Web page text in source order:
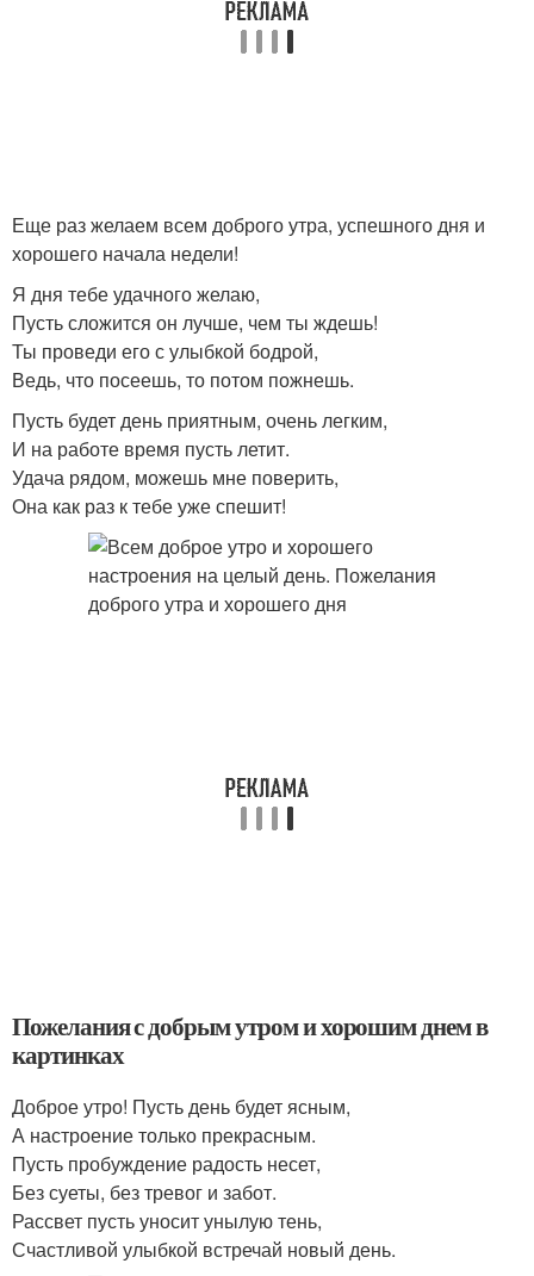
Еще раз желаем всем доброго утра, успешного дня и
хорошего начала недели!
Я дня тебе удачного желаю,
Пусть сложится он лучше, чем ты ждешь!
Ты проведи его с улыбкой бодрой,
Ведь, что посеешь, то потом пожнешь.
Пусть будет день приятным, очень легким,
И на работе время пусть летит.
Удача рядом, можешь мне поверить,
Она как раз к тебе уже спешит!
Пожелания с добрым утром и хорошим днем в
картинках
Доброе утро! Пусть день будет ясным,
А настроение только прекрасным.
Пусть пробуждение радость несет,
Без суеты, без тревог и забот.
Рассвет пусть уносит унылую тень,
Счастливой улыбкой встречай новый день.